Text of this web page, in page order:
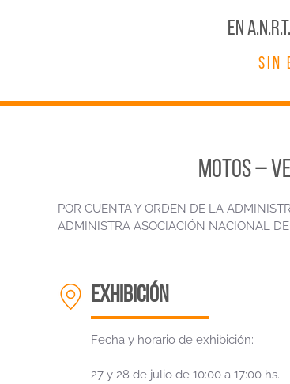
En
SIN
MOTOS –
POR CUENTA Y ORDEN DE LA
ADMINISTRA ASOCIACIÓN NACIONAL
EXHIBICIÓN
Fecha y horario de exhibición:
27 y 28 de julio de 10:00 a 17:00 hs.